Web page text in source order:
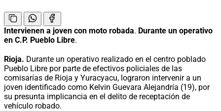
Intervienen a joven con moto robada. Durante un operativo
en C.P. Pueblo Libre.
Rioja. Durante un operativo realizado en el centro poblado
Pueblo Libre por parte de efectivos policiales de las
comisarías de Rioja y Yuracyacu, lograron intervenir a un
joven identificado como Kelvin Guevara Alejandría (19), por
su presunta implicancia en el delito de receptación de
vehículo robado.